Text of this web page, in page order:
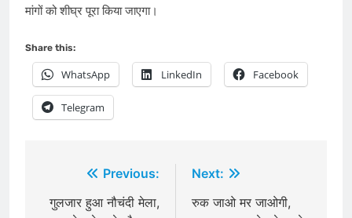
मांगों को शीघ्र पूरा किया जाएगा।
Share this:
WhatsApp LinkedIn Facebook
Telegram
navigation
Previous:
गुलजार हुआ नौचंदी मेला,
Next:
रुक जाओ मर जाओगी,